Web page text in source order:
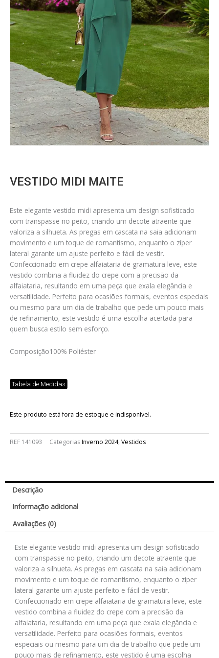
VESTIDO MIDI MAITE
Este elegante vestido midi apresenta um design sofisticado
com transpasse no peito, criando um decote atraente que
valoriza a silhueta. As pregas em cascata na saia adicionam
movimento e um toque de romantismo, enquanto o zíper
lateral garante um ajuste perfeito e fácil de vestir.
Confeccionado em crepe alfaiataria de gramatura leve, este
vestido combina a fluidez do crepe com a precisão da
alfaiataria, resultando em uma peça que exala elegância e
versatilidade. Perfeito para ocasiões formais, eventos especiais
ou mesmo para um dia de trabalho que pede um pouco mais
de refinamento, este vestido é uma escolha acertada para
quem busca estilo sem esforço.
Composição100% Poliéster
Tabela de Medidas
Este produto está fora de estoque e indisponível.
REF 141093 CategoriasInverno 2024, Vestidos
Descrição
Informação adicional
Avaliações (0)
Este elegante vestido midi apresenta um design sofisticado
com transpasse no peito, criando um decote atraente que
valoriza a silhueta. As pregas em cascata na saia adicionam
movimento e um toque de romantismo, enquanto o zíper
lateral garante um ajuste perfeito e fácil de vestir.
Confeccionado em crepe alfaiataria de gramatura leve, este
vestido combina a fluidez do crepe com a precisão da
alfaiataria, resultando em uma peça que exala elegância e
versatilidade. Perfeito para ocasiões formais, eventos
especiais ou mesmo para um dia de trabalho que pede um
pouco mais de refinamento, este vestido é uma escolha